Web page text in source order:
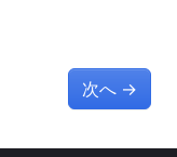
次へ →